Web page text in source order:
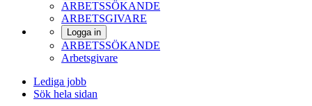
ARBETSSÖKANDE
ARBETSGIVARE
Logga in
ARBETSSÖKANDE
Arbetsgivare
Lediga jobb
Sök hela sidan